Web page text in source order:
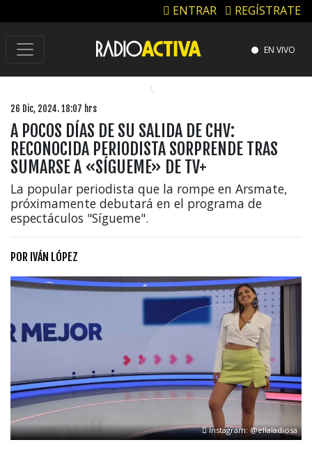
ENTRAR REGÍSTRATE
EN VIVO
26 Dic, 2024. 18:07 hrs
A POCOS DÍAS DE SU SALIDA DE CHV:
RECONOCIDA PERIODISTA SORPRENDE TRAS
SUMARSE A «SÍGUEME» DE TV+
La popular periodista que la rompe en Arsmate,
próximamente debutará en el programa de
espectáculos "Sígueme".
POR IVÁN LÓPEZ
Instagram: @ellaladiosa